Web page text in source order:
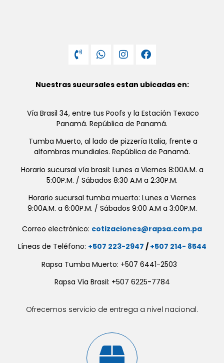
Nuestras sucursales estan ubicadas en:
Vía Brasil 34, entre tus Poofs y la Estación Texaco
Panamá. República de Panamá.
Tumba Muerto, al lado de pizzería Italia, frente a
alfombras mundiales. República de Panamá.
Horario sucursal vía brasil: Lunes a Viernes 8:00A.M. a
5:00P.M. / Sábados 8:30 A.M a 2:30P.M.
Horario sucursal tumba muerto: Lunes a Viernes
9:00A.M. a 6:00P.M. / Sábados 9:00 A.M a 3:00P.M.
Correo electrónico: cotizaciones@rapsa.com.pa
Líneas de Teléfono: +507 223-2947 / +507 214- 8544
Rapsa Tumba Muerto: +507 6441-2503
Rapsa Vía Brasil: +507 6225-7784
Ofrecemos servicio de entrega a nivel nacional.